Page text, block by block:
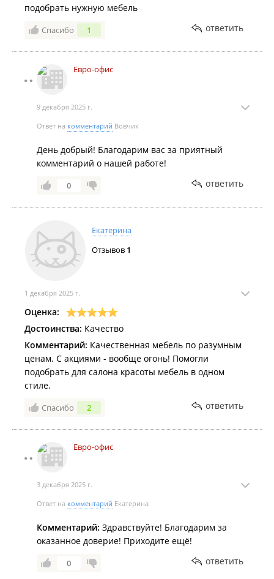
подобрать нужную мебель
Спасибо 1 ответить
Евро-офис
9 декабря 2025 г.
Ответ на комментарий Вовчик
День добрый! Благодарим вас за приятный
комментарий о нашей работе!
0 ответить
Екатерина
Отзывов 1
1 декабря 2025 г.
Оценка:
Достоинства: Качество
Комментарий: Качественная мебель по разумным
ценам. С акциями - вообще огонь! Помогли
подобрать для салона красоты мебель в одном
стиле.
Спасибо 2 ответить
Евро-офис
3 декабря 2025 г.
Ответ на комментарий Екатерина
Комментарий: Здравствуйте! Благодарим за
оказанное доверие! Приходите ещё!
0 ответить